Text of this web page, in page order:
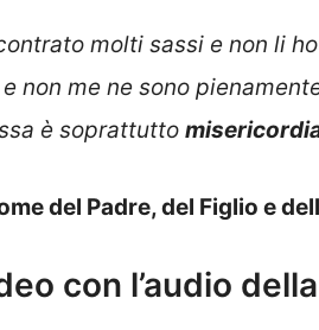
molti sassi e non li
non me ne sono
è soprattutto
del Padre, del Figlio e
con l’audio